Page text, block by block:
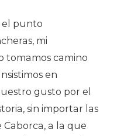
el punto
mi
tomamos camino
en
gusto por el
sin importar las
a la que